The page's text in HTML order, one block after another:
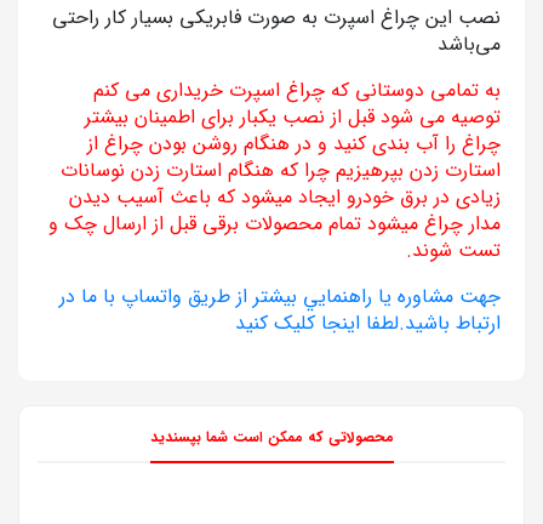
نصب این چراغ اسپرت به صورت فابریکی بسیار کار راحتی
می‌باشد
به تمامی دوستانی که چراغ اسپرت خریداری می کنم
توصیه می شود قبل از نصب یکبار برای اطمینان بیشتر
چراغ را آب بندی کنید و در هنگام روشن بودن چراغ از
استارت زدن بپرهیزیم چرا که هنگام استارت زدن نوسانات
زیادی در برق خودرو ایجاد میشود که باعث آسیب دیدن
مدار چراغ میشود تمام محصولات برقی قبل از ارسال چک و
تست شوند.
جهت مشاوره يا راهنمايي بيشتر از طريق واتساپ با ما در
ارتباط باشيد.لطفا اينجا کليک کنيد
محصولاتی که ممکن است شما بپسندید